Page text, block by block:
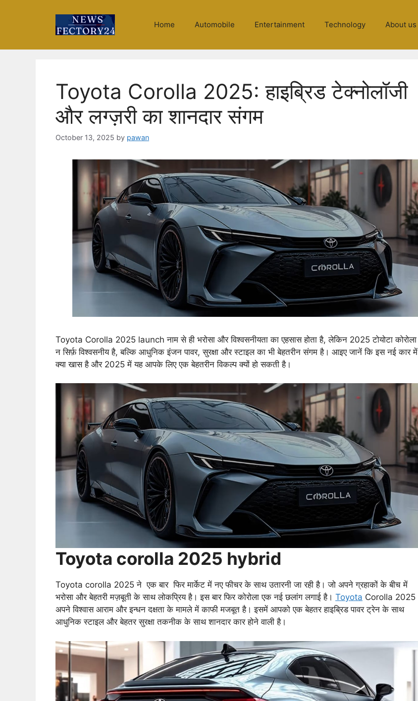
Home Automobile Entertainment Technology About us
Toyota Corolla 2025: हाइब्रिड टेक्नोलॉजी
और लग्ज़री का शानदार संगम
October 13, 2025 by pawan
Toyota Corolla 2025 launch नाम से ही भरोसा और विश्वसनीयता का एहसास होता है, लेकिन 2025 टोयोटा कोरोला
न सिर्फ़ विश्वसनीय है, बल्कि आधुनिक इंजन पावर, सुरक्षा और स्टाइल का भी बेहतरीन संगम है। आइए जानें कि इस नई कार में
क्या खास है और 2025 में यह आपके लिए एक बेहतरीन विकल्प क्यों हो सकती है।
Toyota corolla 2025 hybrid
Toyota corolla 2025 ने एक बार फिर मार्केट में नए फीचर के साथ उतारनी जा रही है। जो अपने ग्रहाकों के बीच में
भरोसा और बेहतरी मज़बूती के साथ लोकप्रिय है। इस बार फिर कोरोला एक नई छलांग लगाई है। Toyota Corolla 2025
अपने विश्वास आराम और इन्धन दक्षता के मामले में काफी मजबूत है। इसमें आपको एक बेहतर हाइब्रिड पावर ट्रेन के साथ
आधुनिक स्टाइल और बेहतर सुरक्षा तकनीक के साथ शानदार कार होने वाली है।